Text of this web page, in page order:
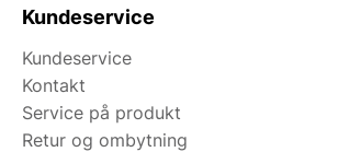
Kundeservice
Kundeservice
Kontakt
Service på produkt
Retur og ombytning